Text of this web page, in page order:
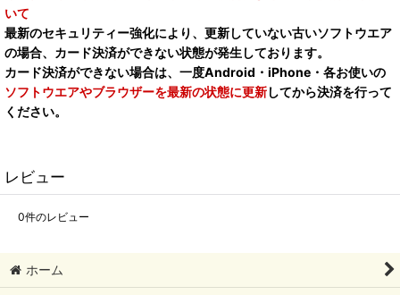
いて
最新のセキュリティー強化により、更新していない古いソフトウエア
の場合、カード決済ができない状態が発生しております。
カード決済ができない場合は、一度Android・iPhone・各お使いの
ソフトウエアやブラウザーを最新の状態に更新してから決済を行って
ください。
レビュー
0件のレビュー
ホーム